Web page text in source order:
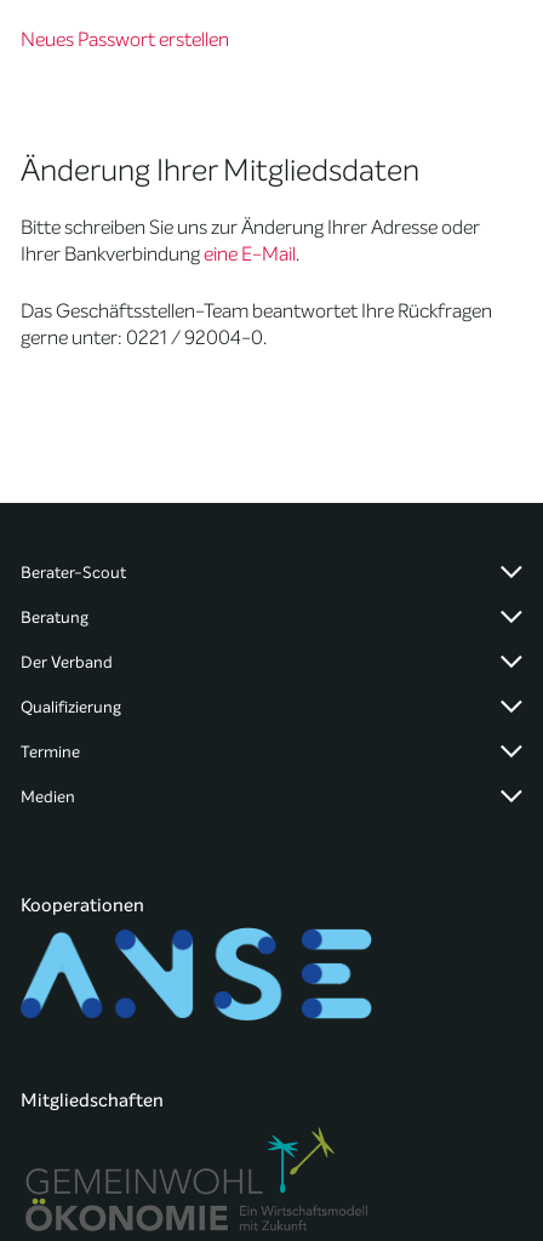
Neues Passwort erstellen
Änderung Ihrer Mitgliedsdaten
Bitte schreiben Sie uns zur Änderung Ihrer Adresse oder
Ihrer Bankverbindungeine E-Mail.
Das Geschäftsstellen-Team beantwortet Ihre Rückfragen
gerne unter: 0221 / 92004-0.
Berater-Scout
Beratung
Der Verband
Qualifizierung
Termine
Medien
Kooperationen
Mitgliedschaften